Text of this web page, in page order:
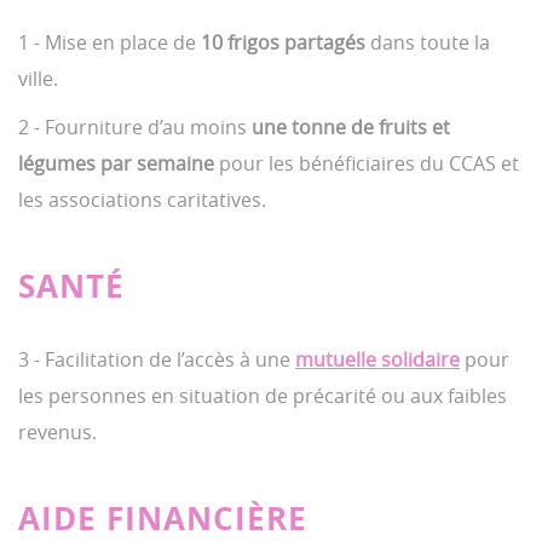
1 - Mise en place de 10 frigos partagés dans toute la
ville.
2 - Fourniture d’au moins une tonne de fruits et
légumes par semaine pour les bénéficiaires du CCAS et
les associations caritatives.
SANTÉ
3 - Facilitation de l’accès à une mutuelle solidaire pour
les personnes en situation de précarité ou aux faibles
revenus.
AIDE FINANCIÈRE